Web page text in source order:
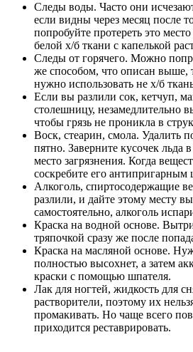
Следы воды. Часто они
если видны через месяц после
попробуйте протереть это
белой х/б ткани с капелькой
Следы от горячего. Можно
же способом, что описан выше,
нужно использовать не х/б
Если вы разлили сок, кетчуп,
столешницу, незамедлительно
чтобы грязь не проникла в
Воск, стеарин, смола. Удалить
пятно. Заверните кусочек льда
место загрязнения. Когда
соскребите его антипригарным
Алкоголь, спиртосодержащие
разлили, и дайте этому месту
самостоятельно, алкоголь
Краска на водной основе.
тряпочкой сразу же после
Краска на масляной основе.
полностью высохнет, а затем
краски с помощью шпателя.
Лак для ногтей, жидкость для
растворители, поэтому их
промакивать. Но чаще всего
приходится реставрировать.